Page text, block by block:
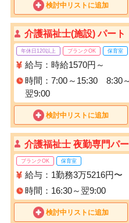
検討中リストに追加
介護福祉士(施設) パート
年休日120以上 ブランクOK 保育室
給与：時給1570円～
時間：7:00～15:30 8:30
翌9:00
検討中リストに追加
介護福祉士 夜勤専門パ
ブランクOK 保育室
給与：1勤務3万5216円〜
時間：16:30～翌9:00
検討中リストに追加